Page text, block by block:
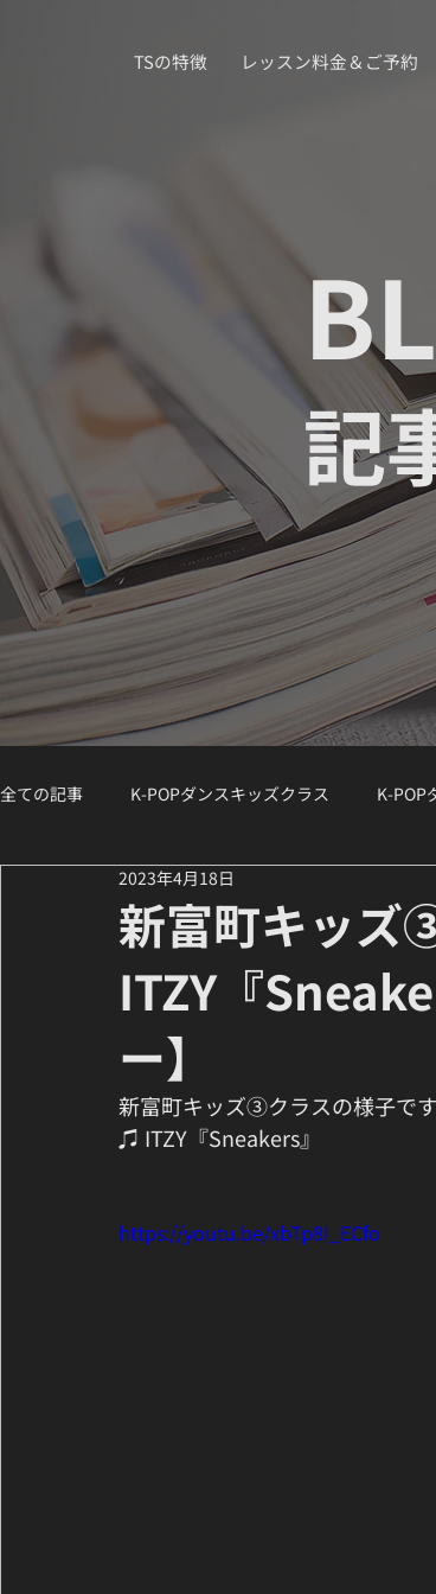
TSの特徴 レッスン料金＆ご予約
記
全ての記事 K-POPダンスキッズクラス K-POP
K-POPダンスジュニアクラス
講師紹介 / Instructor Spotlight ダンスコラム
新富町キッ
ITZY『
ー】
2023年4月18日
新富町キッズ③クラスの様子で
♫ ITZY『Sneakers』
https://youtu.be/xbTp8I_ECfo